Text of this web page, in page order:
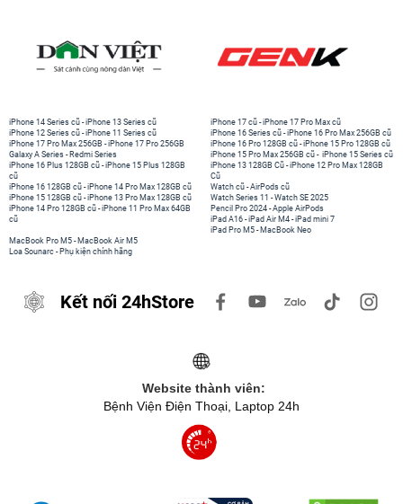
iPhone 14 Series cũ -iPhone 13 Series cũ
iPhone 12 Series cũ -iPhone 11 Series cũ
iPhone 17 Pro Max 256GB -iPhone 17 Pro 256GB
Galaxy A Series - Redmi Series
iPhone 17 cũ -iPhone 17 Pro Max cũ
iPhone 16 Series cũ - iPhone 16 Pro Max 256GB cũ
iPhone 16 Pro 128GB cũ -iPhone 15 Pro 128GB cũ
iPhone 15 Pro Max 256GB cũ - iPhone 15 Series cũ
iPhone 16 Plus 128GB cũ -iPhone 15 Plus 128GB
cũ
iPhone 16 128GB cũ -iPhone 14 Pro Max 128GB cũ
iPhone 15 128GB cũ -iPhone 13 Pro Max 128GB cũ
iPhone 14 Pro 128GB cũ -iPhone 11 Pro Max 64GB
cũ
iPhone 13 128GB Cũ -iPhone 12 Pro Max 128GB
Cũ
Watch cũ -AirPods cũ
Watch Series 11 -Watch SE 2025
Pencil Pro 2024 -Apple AirPods
iPad A16 -iPad Air M4 -iPad mini 7
iPad Pro M5 - MacBook Neo
MacBook Pro M5 - MacBook Air M5
Loa Sounarc - Phụ kiện chính hãng
Kết nối 24hStore
Website thành viên:
Bệnh Viện Điện Thoại, Laptop 24h